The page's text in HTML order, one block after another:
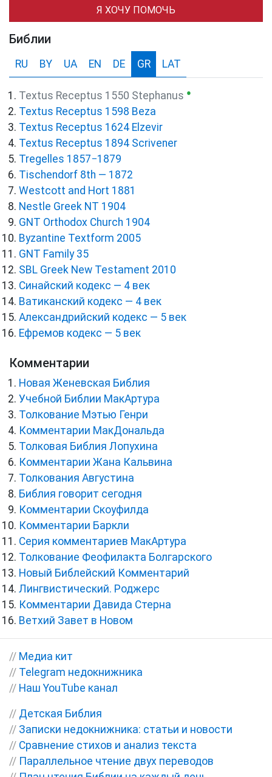
Я ХОЧУ ПОМОЧЬ
Библии
RU BY UA EN DE GR LAT
Textus Receptus 1550 Stephanus ●
Textus Receptus 1598 Beza
Textus Receptus 1624 Elzevir
Textus Receptus 1894 Scrivener
Tregelles 1857−1879
Tischendorf 8th — 1872
Westcott and Hort 1881
Nestle Greek NT 1904
GNT Orthodox Church 1904
Byzantine Textform 2005
GNT Family 35
SBL Greek New Testament 2010
Синайский кодекс — 4 век
Ватиканский кодекс — 4 век
Александрийский кодекс — 5 век
Ефремов кодекс — 5 век
Комментарии
Новая Женевская Библия
Учебной Библии МакАртура
Толкование Мэтью Генри
Комментарии МакДональда
Толковая Библия Лопухина
Комментарии Жана Кальвина
Толкования Августина
Библия говорит сегодня
Комментарии Скоуфилда
Комментарии Баркли
Серия комментариев МакАртура
Толкование Феофилакта Болгарского
Новый Библейский Комментарий
Лингвистический. Роджерс
Комментарии Давида Стерна
Ветхий Завет в Новом
// Медиа кит
// Telegram недокнижника
// Наш YouTube канал
// Детская Библия
// Записки недокнижника: статьи и новости
// Сравнение стихов и анализ текста
// Параллельное чтение двух переводов